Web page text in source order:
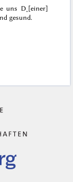
uns D˖[einer]
gesund.